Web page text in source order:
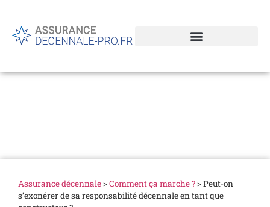
Assurance décennale>Comment ça marche ?>Peut-on
s’exonérer de sa responsabilité décennale en tant que